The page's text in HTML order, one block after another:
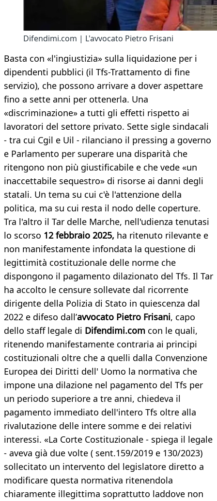
Difendimi.com | L'avvocato Pietro Frisani
Basta con «l'ingiustizia» sulla liquidazione per i
dipendenti pubblici (il Tfs-Trattamento di fine
servizio), che possono arrivare a dover aspettare
fino a sette anni per ottenerla. Una
«discriminazione» a tutti gli effetti rispetto ai
lavoratori del settore privato. Sette sigle sindacali
- tra cui Cgil e Uil - rilanciano il pressing a governo
e Parlamento per superare una disparità che
ritengono non più giustificabile e che vede «un
inaccettabile sequestro» di risorse ai danni degli
statali. Un tema su cui c'è l'attenzione della
politica, ma su cui resta il nodo delle coperture.
Tra l'altro il Tar delle Marche, nell'udienza tenutasi
lo scorso 12 febbraio 2025, ha ritenuto rilevante e
non manifestamente infondata la questione di
legittimità costituzionale delle norme che
dispongono il pagamento dilazionato del Tfs. Il Tar
ha accolto le censure sollevate dal ricorrente
dirigente della Polizia di Stato in quiescenza dal
2022 e difeso dall’avvocato Pietro Frisani, capo
dello staff legale di Difendimi.com con le quali,
ritenendo manifestamente contraria ai principi
costituzionali oltre che a quelli dalla Convenzione
Europea dei Diritti dell' Uomo la normativa che
impone una dilazione nel pagamento del Tfs per
un periodo superiore a tre anni, chiedeva il
pagamento immediato dell'intero Tfs oltre alla
rivalutazione delle intere somme e dei relativi
interessi. «La Corte Costituzionale - spiega il legale
- aveva già due volte ( sent.159/2019 e 130/2023)
sollecitato un intervento del legislatore diretto a
modificare questa normativa ritenendola
chiaramente illegittima soprattutto laddove non